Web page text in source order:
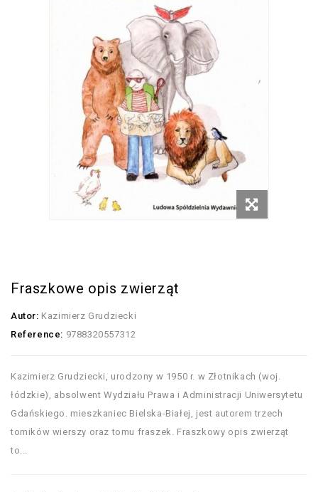
Fraszkowe opis zwierząt
Autor: Kazimierz Grudziecki
Reference: 9788320557312
Kazimierz Grudziecki, urodzony w 1950 r. w Złotnikach (woj.
łódzkie), absolwent Wydziału Prawa i Administracji Uniwersytetu
Gdańskiego. mieszkaniec Bielska-Białej, jest autorem trzech
tomików wierszy oraz tomu fraszek. Fraszkowy opis zwierząt
to...